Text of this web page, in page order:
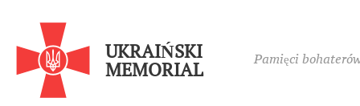
UKRAIŃSKI
MEMORIAL Pamięci